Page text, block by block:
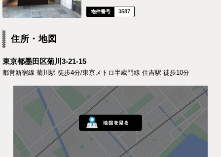
3587
住所・地図
東京都墨田区菊川3-21-15
都営新宿線 菊川駅 徒歩4分/東京メトロ半蔵門線 住吉駅 徒歩10分